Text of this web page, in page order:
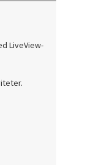
LiveView-